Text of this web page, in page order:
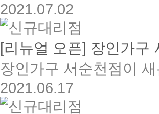
2021.07.02
[리뉴얼 오픈] 장인가구
장인가구 서순천점이
2021.06.17